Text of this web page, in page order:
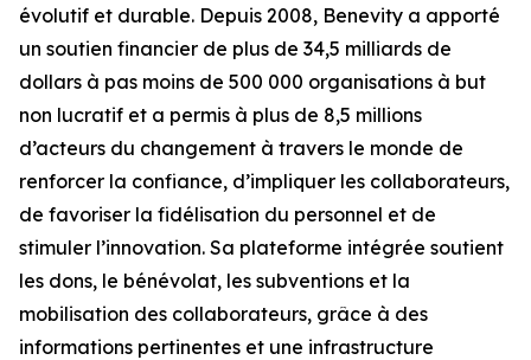
évolutif et durable. Depuis 2008, Benevity a apporté
un soutien financier de plus de 34,5 milliards de
dollars à pas moins de 500 000 organisations à but
non lucratif et a permis à plus de 8,5 millions
d’acteurs du changement à travers le monde de
renforcer la confiance, d’impliquer les collaborateurs,
de favoriser la fidélisation du personnel et de
stimuler l’innovation. Sa plateforme intégrée soutient
les dons, le bénévolat, les subventions et la
mobilisation des collaborateurs, grâce à des
informations pertinentes et une infrastructure